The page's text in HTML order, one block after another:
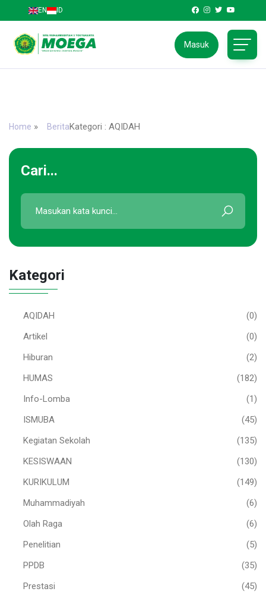
EN ID
Masuk
Home » BeritaKategori : AQIDAH
Cari...
Kategori
AQIDAH
(0)
Artikel
(0)
Hiburan
(2)
HUMAS
(182)
Info-Lomba
(1)
ISMUBA
(45)
Kegiatan Sekolah
(135)
KESISWAAN
(130)
KURIKULUM
(149)
Muhammadiyah
(6)
Olah Raga
(6)
Penelitian
(5)
PPDB
(35)
Prestasi
(45)